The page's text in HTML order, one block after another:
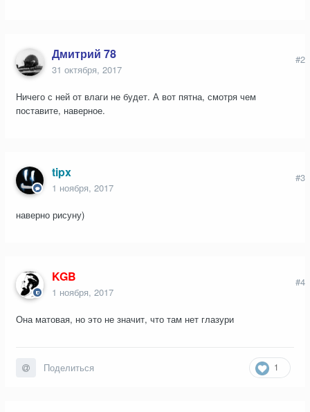
Дмитрий 78
31 октября, 2017
#2
Ничего с ней от влаги не будет. А вот пятна, смотря чем
поставите, наверное.
tipx
1 ноября, 2017
#3
наверно рисуну)
KGB
1 ноября, 2017
#4
Она матовая, но это не значит, что там нет глазури
1
Поделиться